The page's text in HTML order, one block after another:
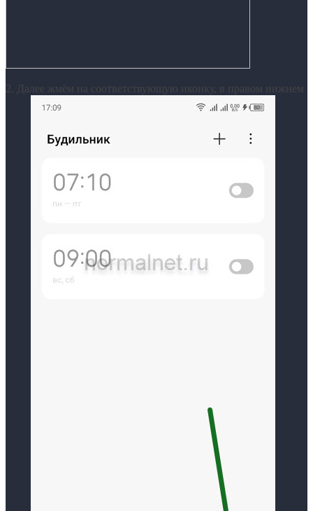
2. Далее жмём на соответствующую иконку, в правом нижнем